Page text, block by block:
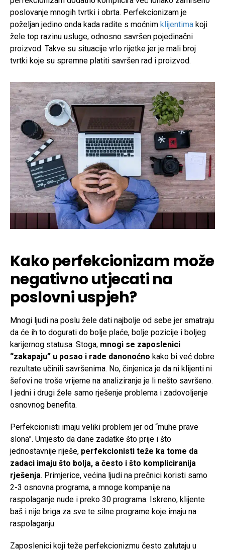
poslovanje mnogih tvrtki i obrta. Perfekcionizam je
poželjan jedino onda kada radite s moćnim klijentima koji
žele top razinu usluge, odnosno savršen pojedinačni
proizvod. Takve su situacije vrlo rijetke jer je mali broj
tvrtki koje su spremne platiti savršen rad i proizvod.
Kako perfekcionizam može
negativno utjecati na
poslovni uspjeh?
Mnogi ljudi na poslu žele dati najbolje od sebe jer smatraju
da će ih to dogurati do bolje plaće, bolje pozicije i boljeg
karijernog statusa. Stoga, mnogi se zaposlenici
“zakapaju” u posao i rade danonoćno kako bi već dobre
rezultate učinili savršenima. No, činjenica je da ni klijenti ni
šefovi ne troše vrijeme na analiziranje je li nešto savršeno.
I jedni i drugi žele samo rješenje problema i zadovoljenje
osnovnog benefita.
Perfekcionisti imaju veliki problem jer od “muhe prave
slona”. Umjesto da dane zadatke što prije i što
jednostavnije riješe, perfekcionisti teže ka tome da
zadaci imaju što bolja, a često i što kompliciranija
rješenja. Primjerice, većina ljudi na prečnici koristi samo
2-3 osnovna programa, a mnoge kompanije na
raspolaganje nude i preko 30 programa. Iskreno, klijente
baš i nije briga za sve te silne programe koje imaju na
raspolaganju.
Zaposlenici koji teže perfekcionizmu često zalutaju u